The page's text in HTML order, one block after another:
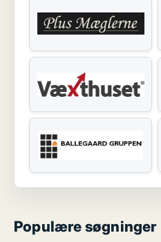
Populære søgninger